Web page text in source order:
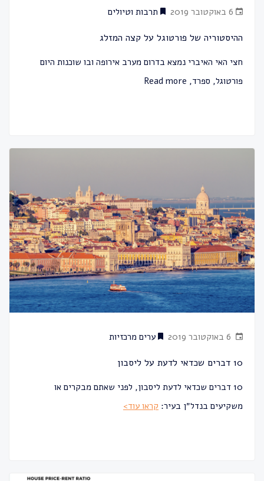
6 באוקטובר 2019 תרבות וטיולים
ההיסטוריה של פורטוגל על קצה המזלג
חצי האי האיברי נמצא בדרום מערב אירופה ובו שוכנות היום
פורטוגל, ספרד, Read more
ערים מרכזיות
10 דברים שכדאי לדעת על ליסבון
10 דברים שכדאי לדעת ליסבון, לפני שאתם מבקרים או
משקיעים בנדל״ן בעיר: קראו עוד>